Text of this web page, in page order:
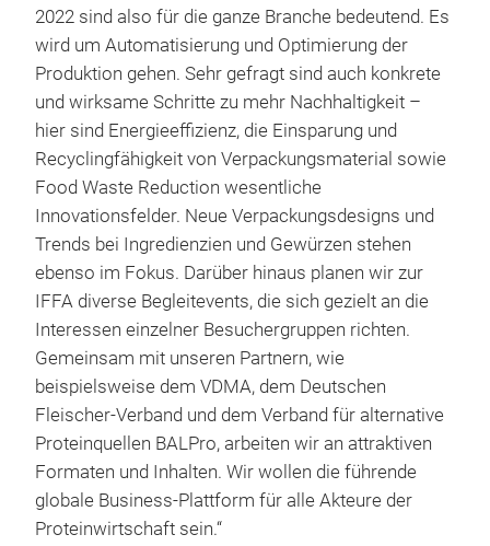
2022 sind also für die ganze Branche bedeutend. Es
wird um Automatisierung und Optimierung der
Produktion gehen. Sehr gefragt sind auch konkrete
und wirksame Schritte zu mehr Nachhaltigkeit –
hier sind Energieeffizienz, die Einsparung und
Recyclingfähigkeit von Verpackungsmaterial sowie
Food Waste Reduction wesentliche
Innovationsfelder. Neue Verpackungsdesigns und
Trends bei Ingredienzien und Gewürzen stehen
ebenso im Fokus. Darüber hinaus planen wir zur
IFFA diverse Begleitevents, die sich gezielt an die
Interessen einzelner Besuchergruppen richten.
Gemeinsam mit unseren Partnern, wie
beispielsweise dem VDMA, dem Deutschen
Fleischer-Verband und dem Verband für alternative
Proteinquellen BALPro, arbeiten wir an attraktiven
Formaten und Inhalten. Wir wollen die führende
globale Business-Plattform für alle Akteure der
Proteinwirtschaft sein.“